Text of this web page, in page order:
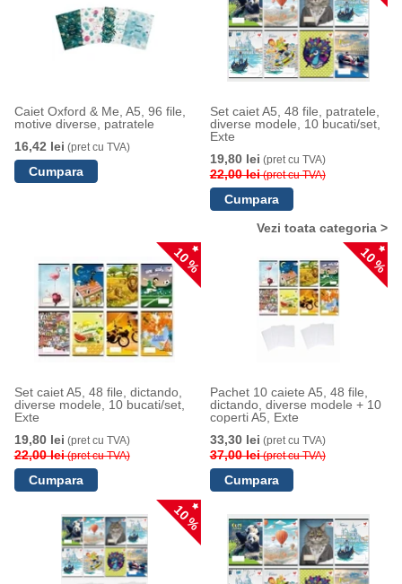
Caiet Oxford & Me, A5, 96 file,
motive diverse, patratele
16,42 lei (pret cu TVA)
Set caiet A5, 48 file, patratele,
diverse modele, 10 bucati/set,
Exte
19,80 lei (pret cu TVA)
22,00 lei(pret cu TVA)
Vezi toata categoria >
10 %
Set caiet A5, 48 file, dictando,
diverse modele, 10 bucati/set,
Exte
19,80 lei (pret cu TVA)
22,00 lei(pret cu TVA)
10 %
Pachet 10 caiete A5, 48 file,
dictando, diverse modele + 10
coperti A5, Exte
33,30 lei (pret cu TVA)
37,00 lei(pret cu TVA)
10 %